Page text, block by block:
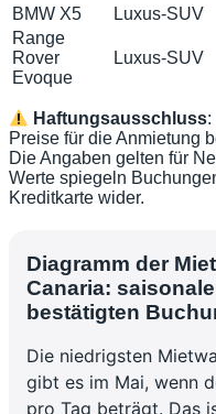
BMW X5
Luxus-SUV
Range
Rover
Evoque
Luxus-SUV
Haftungsausschluss:
Preise für die Anmietung
Die Angaben gelten für
Werte spiegeln
Kreditkarte wider.
Diagramm der
Canaria:
bestätigten
Die niedrigsten
gibt es im Mai, wenn
pro Tag beträgt. Das